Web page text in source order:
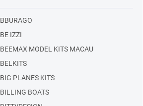
BBURAGO
BE IZZI
BEEMAX MODEL KITS MACAU
BELKITS
BIG PLANES KITS
BILLING BOATS